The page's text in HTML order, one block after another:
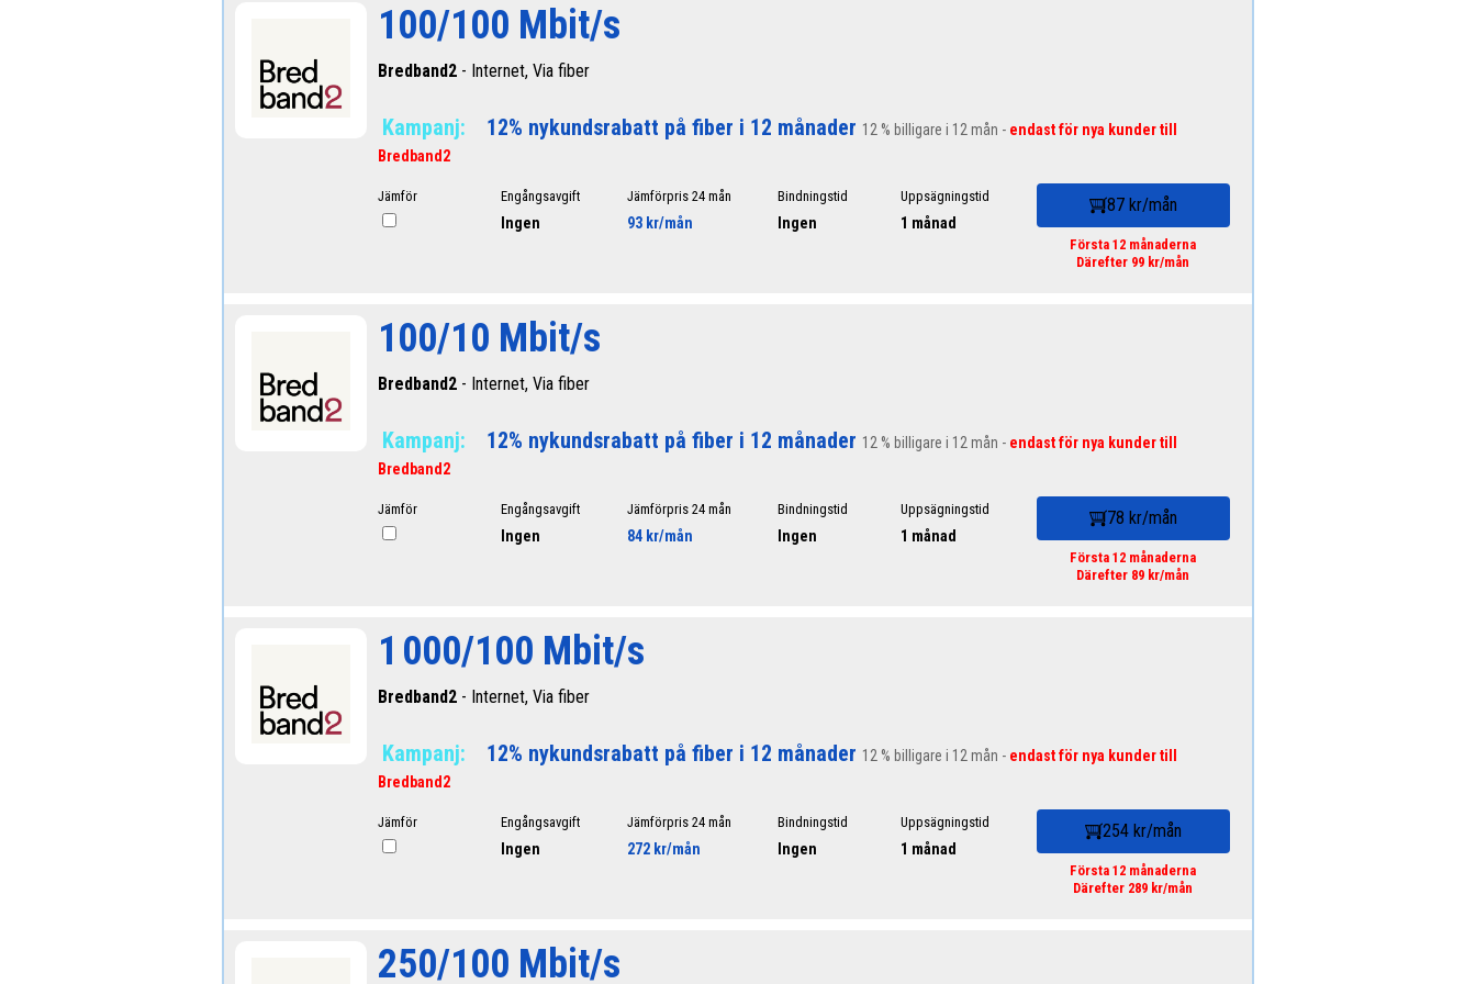
100/100 Mbit/s
Bredband2 - Internet, Via fiber
Kampanj: 12% nykundsrabatt på fiber i 12 månader 12 % billigare i 12 mån - endast för nya kunder till
Bredband2
Jämför Engångsavgift
Ingen
Jämförpris 24 mån
93 kr/mån
Bindningstid
Ingen
Uppsägningstid
1 månad
87 kr/mån
Första 12 månaderna
Därefter 99 kr/mån
100/10 Mbit/s
Bredband2 - Internet, Via fiber
Kampanj: 12% nykundsrabatt på fiber i 12 månader 12 % billigare i 12 mån - endast för nya kunder till
Bredband2
Jämför Engångsavgift
Ingen
Jämförpris 24 mån
84 kr/mån
Bindningstid
Ingen
Uppsägningstid
1 månad
78 kr/mån
Första 12 månaderna
Därefter 89 kr/mån
1 000/100 Mbit/s
Bredband2 - Internet, Via fiber
Kampanj: 12% nykundsrabatt på fiber i 12 månader 12 % billigare i 12 mån - endast för nya kunder till
Bredband2
Jämför Engångsavgift
Ingen
Jämförpris 24 mån
272 kr/mån
Bindningstid
Ingen
Uppsägningstid
1 månad
254 kr/mån
Första 12 månaderna
Därefter 289 kr/mån
250/100 Mbit/s